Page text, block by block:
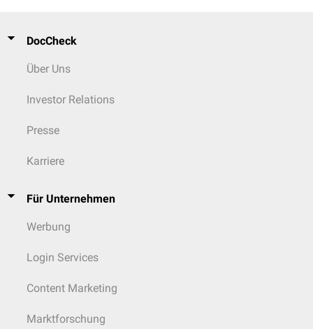
DocCheck
Über Uns
Investor Relations
Presse
Karriere
Für Unternehmen
Werbung
Login Services
Content Marketing
Marktforschung